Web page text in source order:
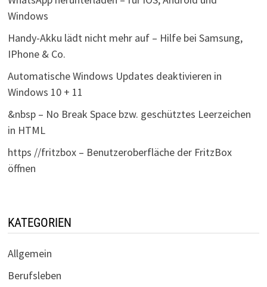
Windows
Handy-Akku lädt nicht mehr auf – Hilfe bei Samsung,
IPhone & Co.
Automatische Windows Updates deaktivieren in
Windows 10 + 11
&nbsp – No Break Space bzw. geschütztes Leerzeichen
in HTML
https //fritzbox – Benutzeroberfläche der FritzBox
öffnen
KATEGORIEN
Allgemein
Berufsleben